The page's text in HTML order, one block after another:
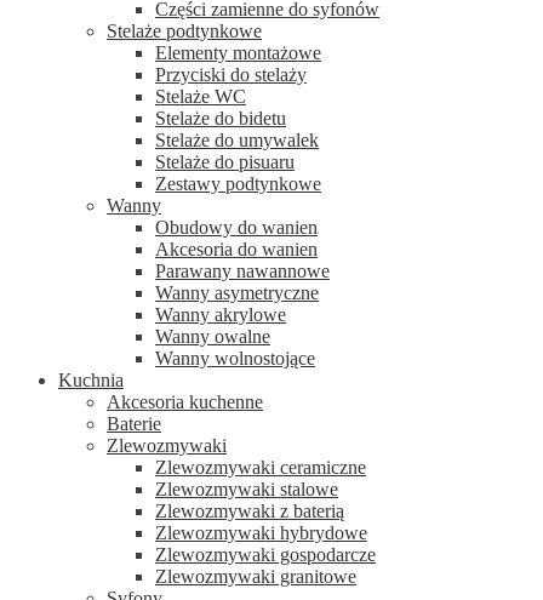
Części zamienne do syfonów
Stelaże podtynkowe
Elementy montażowe
Przyciski do stelaży
Stelaże WC
Stelaże do bidetu
Stelaże do umywalek
Stelaże do pisuaru
Zestawy podtynkowe
Wanny
Obudowy do wanien
Akcesoria do wanien
Parawany nawannowe
Wanny asymetryczne
Wanny akrylowe
Wanny owalne
Wanny wolnostojące
Kuchnia
Akcesoria kuchenne
Baterie
Zlewozmywaki
Zlewozmywaki ceramiczne
Zlewozmywaki stalowe
Zlewozmywaki z baterią
Zlewozmywaki hybrydowe
Zlewozmywaki gospodarcze
Zlewozmywaki granitowe